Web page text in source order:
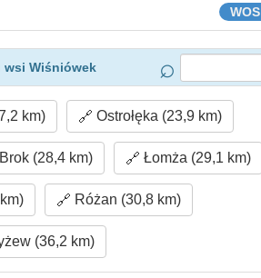
WOS
wsi Wiśniówek
km) Ostrołęka (23,9 km)
Brok (28,4 km) Łomża (29,1 km)
Różan (30,8 km)
(36,2 km)